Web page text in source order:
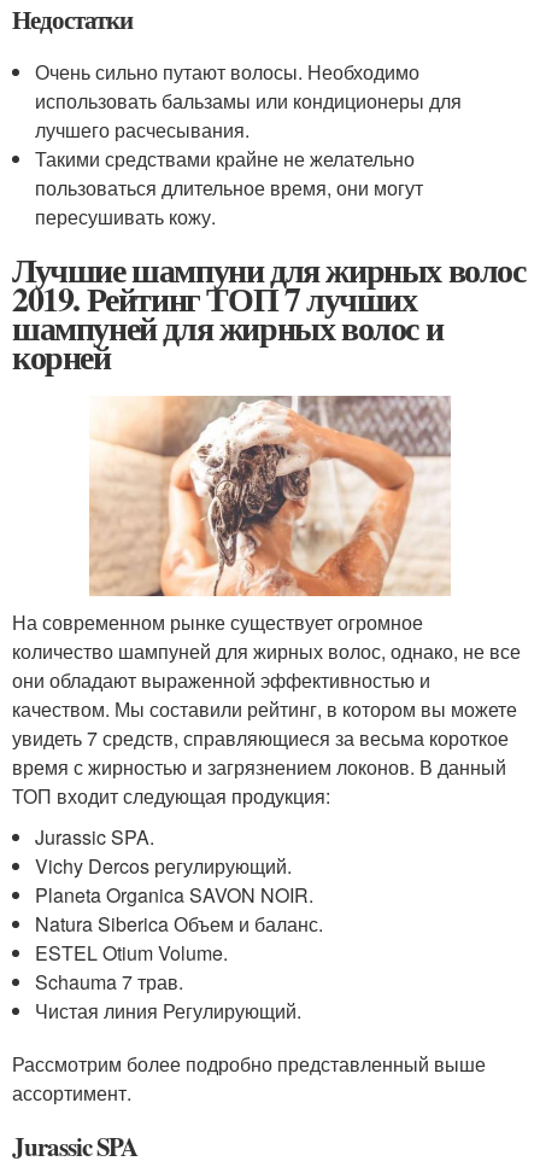
Недостатки
Очень сильно путают волосы. Необходимо
использовать бальзамы или кондиционеры для
лучшего расчесывания.
Такими средствами крайне не желательно
пользоваться длительное время, они могут
пересушивать кожу.
Лучшие шампуни для жирных волос
2019. Рейтинг ТОП 7 лучших
шампуней для жирных волос и
корней
На современном рынке существует огромное
количество шампуней для жирных волос, однако, не все
они обладают выраженной эффективностью и
качеством. Мы составили рейтинг, в котором вы можете
увидеть 7 средств, справляющиеся за весьма короткое
время с жирностью и загрязнением локонов. В данный
ТОП входит следующая продукция:
Jurassic SPA.
Vichy Dercos регулирующий.
Planeta Organica SAVON NOIR.
Natura Siberica Объем и баланс.
ESTEL Otium Volume.
Schauma 7 трав.
Чистая линия Регулирующий.
Рассмотрим более подробно представленный выше
ассортимент.
Jurassic SPA